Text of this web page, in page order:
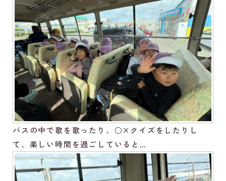
バスの中で歌を歌ったり、○×クイズをしたりし
て、楽しい時間を過ごしていると…